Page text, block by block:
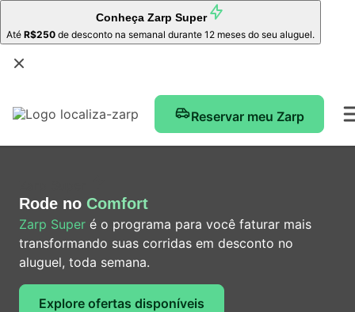
Conheça Zarp Super
Até R$250 de desconto na semanal durante 12 meses do seu aluguel.
Reservar meu Zarp
Rode no Comfort
Zarp Super é o programa para você faturar mais
transformando suas corridas em desconto no
aluguel, toda semana.
Explore ofertas disponíveis